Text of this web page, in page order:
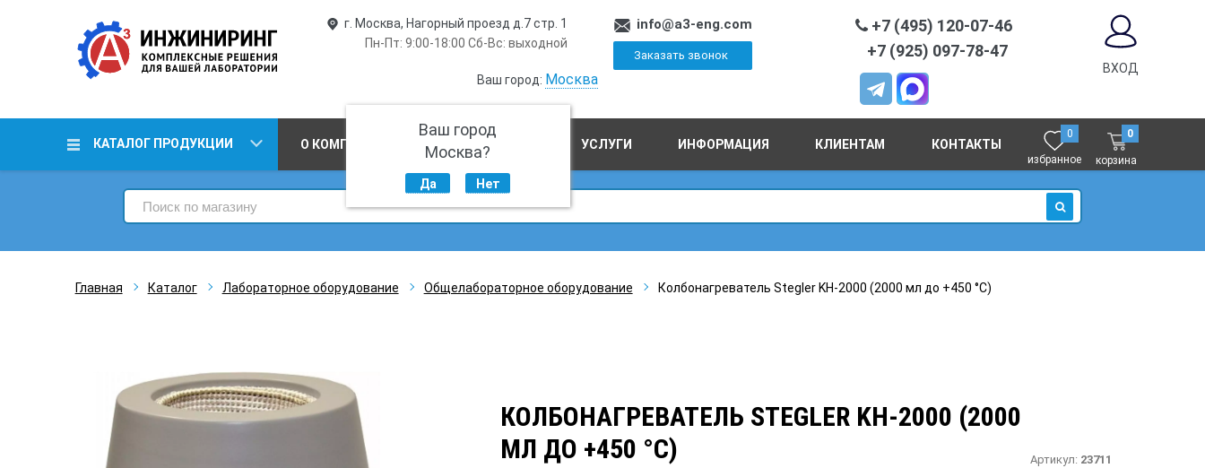
г. Москва, Нагорный проезд д.7 стр. 1
Пн-Пт: 9:00-18:00 Сб-Вс: выходной
Ваш город: Москва
Ваш город
Москва?
Да Нет
info@a3-eng.com
Заказать звонок
+7 (495) 120-07-46
+7 (925) 097-78-47
ВХОД
КАТАЛОГ ПРОДУКЦИИ О КОМПАНИИ ПРОИЗВОДСТВО УСЛУГИ ИНФОРМАЦИЯ КЛИЕНТАМ КОНТАКТЫ
0
избранное
0
корзина
ИСКАТЬ
Главная Каталог Лабораторное оборудование Общелабораторное оборудование Колбонагреватель Stegler KН-2000 (2000 мл до +450 °C)
КОЛБОНАГРЕВАТЕЛЬ STEGLER KН-2000 (2000
МЛ ДО +450 °C)
Артикул: 23711